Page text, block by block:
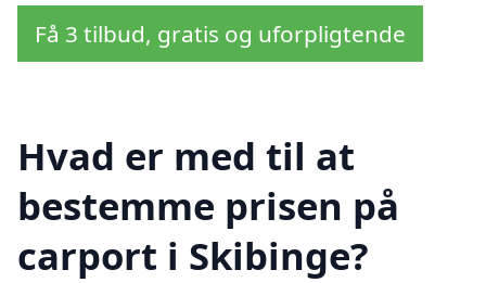
Få 3 tilbud, gratis og uforpligtende
Hvad er med til at
bestemme prisen på
carport i Skibinge?